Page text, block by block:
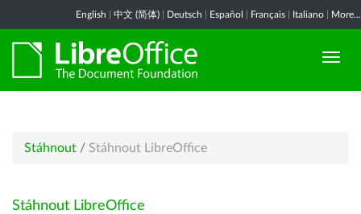
English 中文 (简体) Deutsch Español Français Italiano More...
Stáhnout / Stáhnout LibreOffice
Stáhnout LibreOffice